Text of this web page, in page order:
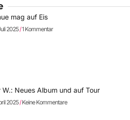
mag auf Eis
20251 Kommentar
W.: Neues Album und auf Tour
2025 Keine Kommentare